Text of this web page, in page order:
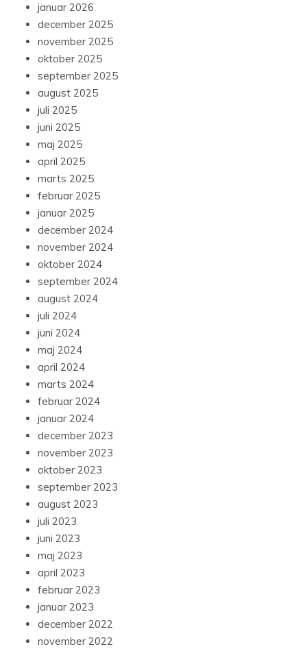
januar 2026
december 2025
november 2025
oktober 2025
september 2025
august 2025
juli 2025
juni 2025
maj 2025
april 2025
marts 2025
februar 2025
januar 2025
december 2024
november 2024
oktober 2024
september 2024
august 2024
juli 2024
juni 2024
maj 2024
april 2024
marts 2024
februar 2024
januar 2024
december 2023
november 2023
oktober 2023
september 2023
august 2023
juli 2023
juni 2023
maj 2023
april 2023
februar 2023
januar 2023
december 2022
november 2022